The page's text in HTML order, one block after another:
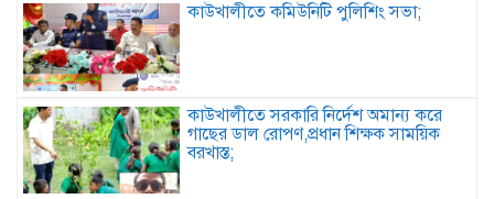
কাউখালীতে কমিউনিটি পুলিশিং সভা;
কাউখালীতে সরকারি নির্দেশ অমান্য করে
গাছের ডাল রোপণ,প্রধান শিক্ষক সাময়িক
বরখাস্ত;